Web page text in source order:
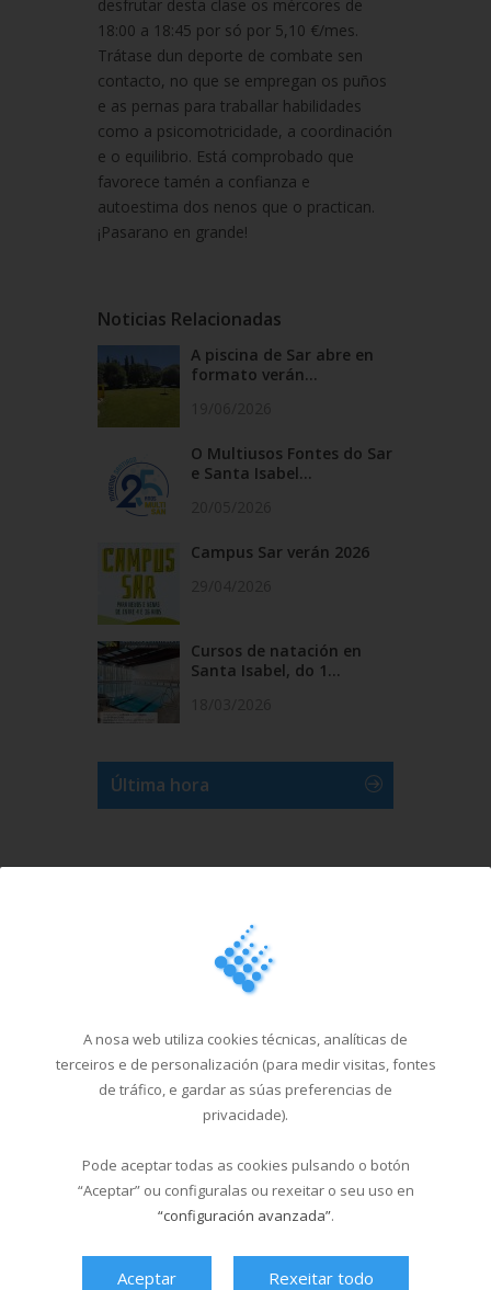
desfrutar desta clase os mércores de
18:00 a 18:45 por só por 5,10 €/mes.
Trátase dun deporte de combate sen
contacto, no que se empregan os puños
e as pernas para traballar habilidades
como a psicomotricidade, a coordinación
e o equilibrio. Está comprobado que
favorece tamén a confianza e
autoestima dos nenos que o practican.
¡Pasarano en grande!
Noticias Relacionadas
A piscina de Sar abre en
formato verán...
O Multiusos Fontes do Sar
e Santa Isabel...
Campus Sar verán 2026
Cursos de natación en
Santa Isabel, do 1...
Última hora
A nosa web utiliza cookies técnicas, analíticas de
terceiros e de personalización (para medir visitas, fontes
de tráfico, e gardar as súas preferencias de
privacidade).
Pode aceptar todas as cookies pulsando o botón
“Aceptar” ou configuralas ou rexeitar o seu uso en
“configuración avanzada”.
Aceptar Rexeitar todo